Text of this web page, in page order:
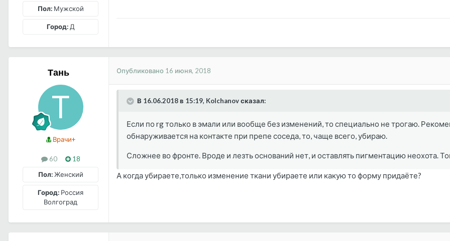
Пол:Мужской
Город:Д
Тань
Врачи+
60
18
Пол:Женский
Город: Россия
Волгоград
Опубликовано 16 июня, 2018
В 16.06.2018 в 15:19, Kolchanov сказал:
Если по rg только в эмали или вообще без изменений, то специально не трогаю.
обнаруживается на контакте при препе соседа, то, чаще всего, убираю.
Сложнее во фронте. Вроде и лезть оснований нет, и оставлять пигментацию неохота.
А когда убираете,только изменение ткани убираете или какую то форму придаёте?